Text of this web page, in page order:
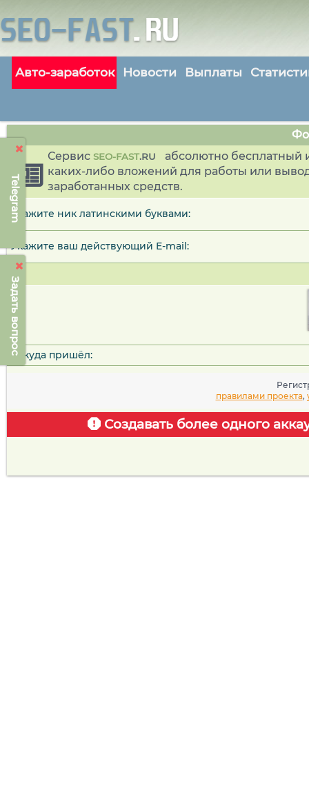
Telegram
Задать вопрос
Авто-заработок Новости Выплаты
Сервис SEO-FAST.RU
абсолютно бесплатный
каких-либо вложений для работы или
заработанных средств.
Укажите ник латинскими буквами:
Укажите ваш действующий E-mail:
Откуда пришёл:
правилами проекта,
Создавать более одного